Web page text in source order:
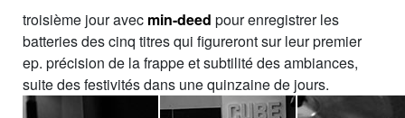
troisième jour avec min-deed pour enregistrer les
batteries des cinq titres qui figureront sur leur premier
ep. précision de la frappe et subtilité des ambiances,
suite des festivités dans une quinzaine de jours.